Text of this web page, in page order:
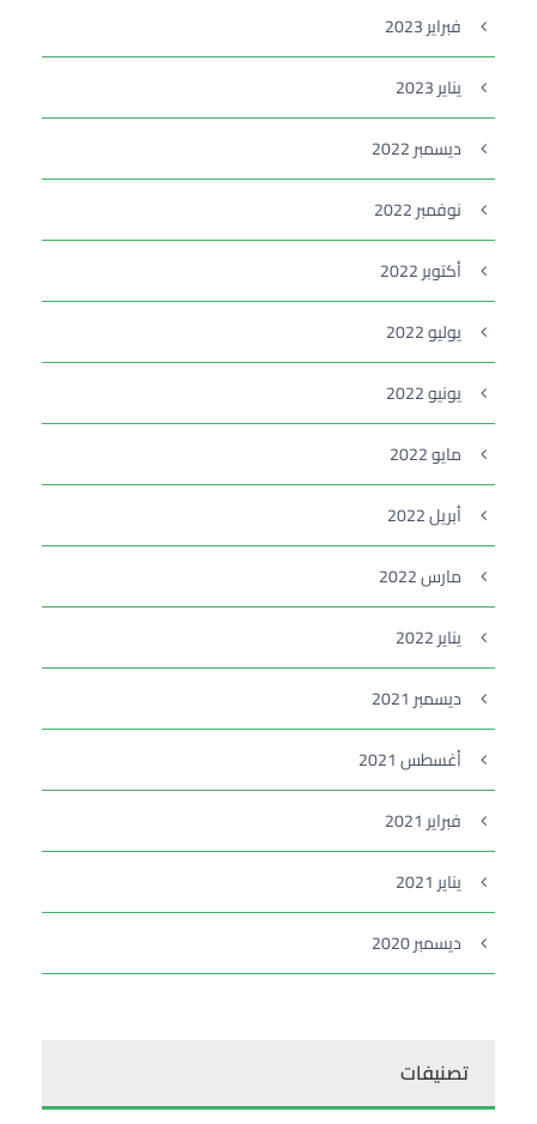
فبراير 2023
يناير 2023
ديسمبر 2022
نوفمبر 2022
أكتوبر 2022
يوليو 2022
يونيو 2022
مايو 2022
أبريل 2022
مارس 2022
يناير 2022
ديسمبر 2021
أغسطس 2021
فبراير 2021
يناير 2021
ديسمبر 2020
تصنيفات